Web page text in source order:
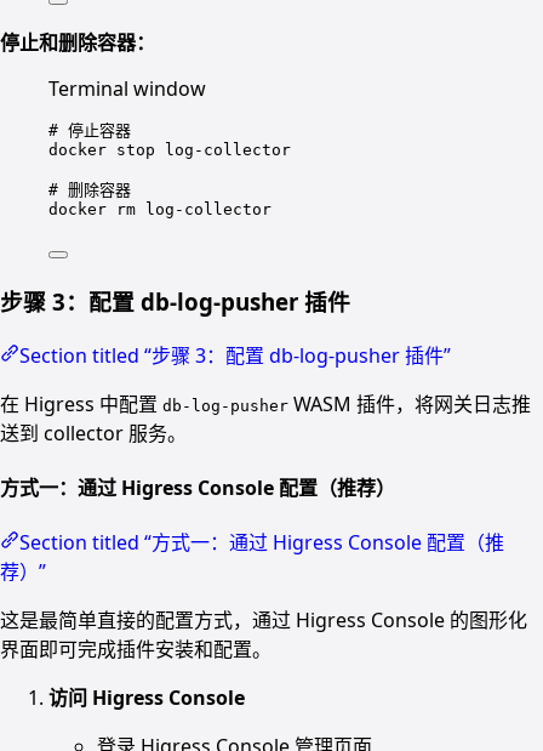
停止和删除容器：
Terminal window
# 停止容器
docker stop log-collector
# 删除容器
docker
rm log-collector
步骤 3：配置 db-log-pusher 插件
Section titled “步骤 3：配置 db-log-pusher 插件”
在 Higress 中配置 db-log-pusher WASM 插件，将网关日志推
送到 collector 服务。
方式一：通过 Higress Console 配置（推荐）
Section titled “方式一：通过 Higress Console 配置（推
荐）”
这是最简单直接的配置方式，通过 Higress Console 的图形化
界面即可完成插件安装和配置。
访问 Higress Console